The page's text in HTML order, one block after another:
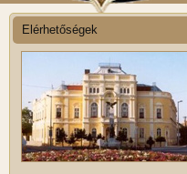
Elérhetőségek